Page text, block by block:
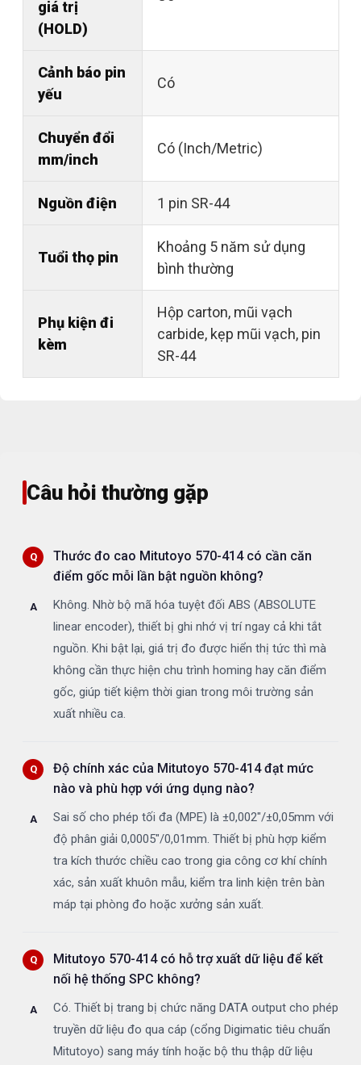
giá trị
(HOLD)
Cảnh báo pin
yếu
Có
Chuyển đổi
mm/inch
Có (Inch/Metric)
Nguồn điện 1 pin SR-44
Tuổi thọ pin
Khoảng 5 năm sử dụng
bình thường
Phụ kiện đi
kèm
Hộp carton, mũi vạch
carbide, kẹp mũi vạch, pin
SR-44
Câu hỏi thường gặp
Thước đo cao Mitutoyo 570-414 có cần căn
điểm gốc mỗi lần bật nguồn không?
Không. Nhờ bộ mã hóa tuyệt đối ABS (ABSOLUTE
linear encoder), thiết bị ghi nhớ vị trí ngay cả khi tắt
nguồn. Khi bật lại, giá trị đo được hiển thị tức thì mà
không cần thực hiện chu trình homing hay căn điểm
gốc, giúp tiết kiệm thời gian trong môi trường sản
xuất nhiều ca.
Độ chính xác của Mitutoyo 570-414 đạt mức
nào và phù hợp với ứng dụng nào?
Sai số cho phép tối đa (MPE) là ±0,002"/±0,05mm với
độ phân giải 0,0005"/0,01mm. Thiết bị phù hợp kiểm
tra kích thước chiều cao trong gia công cơ khí chính
xác, sản xuất khuôn mẫu, kiểm tra linh kiện trên bàn
máp tại phòng đo hoặc xưởng sản xuất.
Mitutoyo 570-414 có hỗ trợ xuất dữ liệu để kết
nối hệ thống SPC không?
Có. Thiết bị trang bị chức năng DATA output cho phép
truyền dữ liệu đo qua cáp (cổng Digimatic tiêu chuẩn
Mitutoyo) sang máy tính hoặc bộ thu thập dữ liệu